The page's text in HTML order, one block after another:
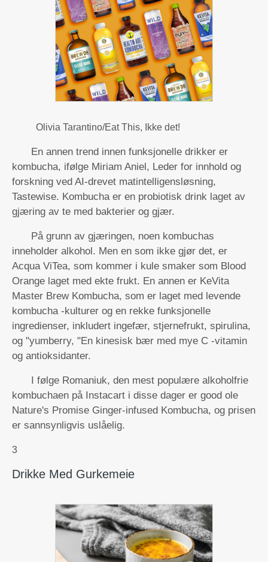
Olivia Tarantino/Eat This, Ikke det!
En annen trend innen funksjonelle drikker er
kombucha, ifølge Miriam Aniel, Leder for innhold og
forskning ved AI-drevet matintelligensløsning,
Tastewise. Kombucha er en probiotisk drink laget av
gjæring av te med bakterier og gjær.
På grunn av gjæringen, noen kombuchas
inneholder alkohol. Men en som ikke gjør det, er
Acqua ViTea, som kommer i kule smaker som Blood
Orange laget med ekte frukt. En annen er KeVita
Master Brew Kombucha, som er laget med levende
kombucha -kulturer og en rekke funksjonelle
ingredienser, inkludert ingefær, stjernefrukt, spirulina,
og "yumberry, "En kinesisk bær med mye C -vitamin
og antioksidanter.
I følge Romaniuk, den mest populære alkoholfrie
kombuchaen på Instacart i disse dager er good ole
Nature's Promise Ginger-infused Kombucha, og prisen
er sannsynligvis uslåelig.
3
Drikke Med Gurkemeie